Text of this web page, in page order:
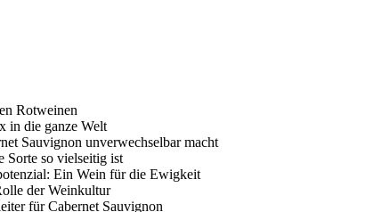
Rotweinen
in die ganze Welt
Sauvignon unverwechselbar macht
Sorte so vielseitig ist
Ein Wein für die Ewigkeit
der Weinkultur
für Cabernet Sauvignon